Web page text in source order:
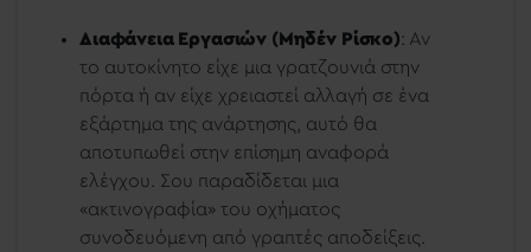
Διαφάνεια Εργασιών (Μηδέν Ρίσκο): Αν
το αυτοκίνητο είχε μια γρατζουνιά στην
πόρτα ή αν είχε χρειαστεί αλλαγή σε ένα
εξάρτημα της ανάρτησης, αυτό θα
αποτυπωθεί στην επίσημη αναφορά
ελέγχου. Σου παραδίδεται μια
«ακτινογραφία» του οχήματος
συνοδευόμενη από γραπτές αποδείξεις.